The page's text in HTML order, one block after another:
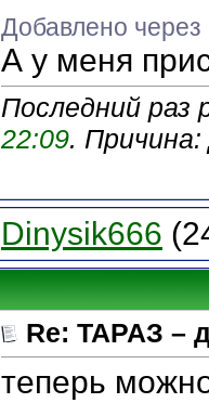
Добавлено
А у меня
Последний раз
22:09.
Dinysik666
Re: ТАРАЗ –
теперь